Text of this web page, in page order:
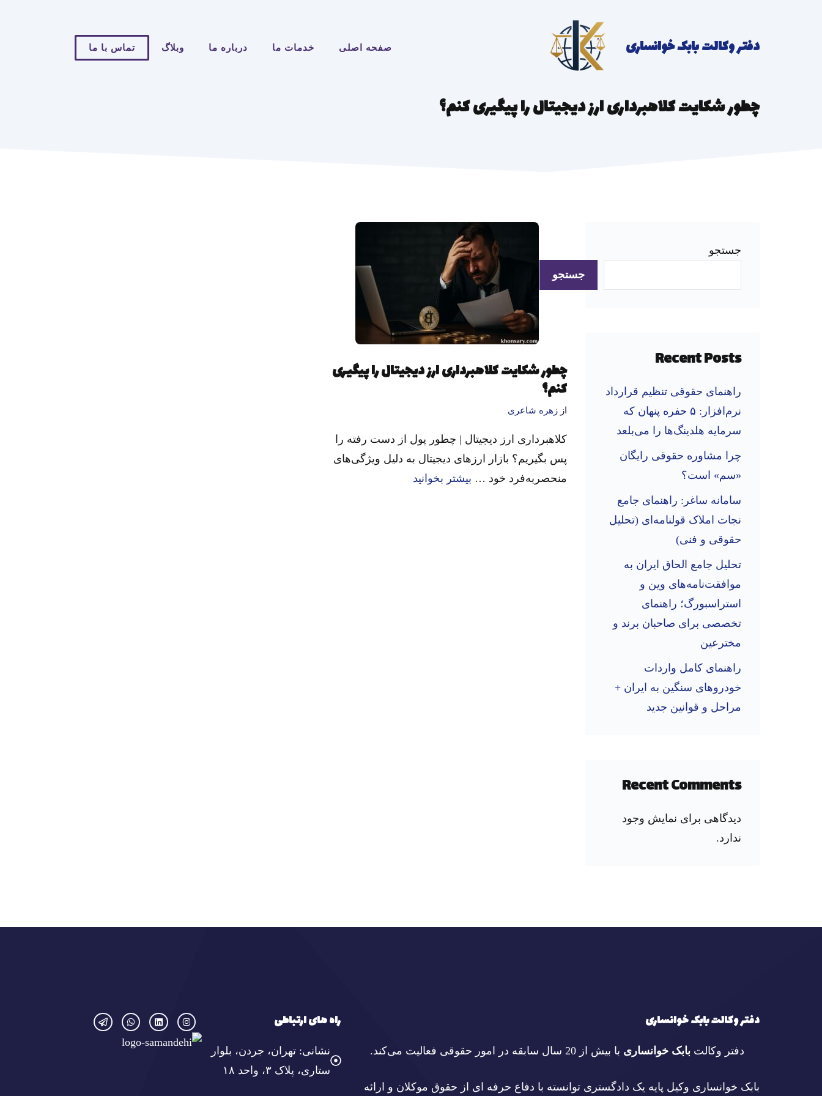
دفتر وکالت بابک خوانساری صفحه اصلی خدمات ما درباره ما وبلاگ تماس با ما
چطور شکایت کلاهبرداری ارز دیجیتال را پیگیری کنم؟
چطور شکایت کلاهبرداری ارز دیجیتال را پیگیری
کنم؟
از زهره شاعری
کلاهبرداری ارز دیجیتال | چطور پول از دست رفته را
پس بگیریم؟ بازار ارزهای دیجیتال به دلیل ویژگی‌های
منحصربه‌فرد خود … بیشتر بخوانید
جستجو
جستجو
Recent Posts
راهنمای حقوقی تنظیم قرارداد
نرم‌افزار: ۵ حفره پنهان که
سرمایه هلدینگ‌ها را می‌بلعد
چرا مشاوره حقوقی رایگان
«سم» است؟
سامانه ساغر: راهنمای جامع
نجات املاک قولنامه‌ای (تحلیل
حقوقی و فنی)
تحلیل جامع الحاق ایران به
موافقت‌نامه‌های وین و
استراسبورگ؛ راهنمای
تخصصی برای صاحبان برند و
مخترعین
راهنمای کامل واردات
خودروهای سنگین به ایران +
مراحل و قوانین جدید
Recent Comments
دیدگاهی برای نمایش وجود
ندارد.
دفتر وکالت بابک خوانساری
دفتر وکالت بابک خوانساری با بیش از 20 سال سابقه در امور حقوقی فعالیت می‌کند.
بابک خوانساری وکیل پایه یک دادگستری توانسته با دفاع حرفه ای از حقوق موکلان و ارائه
راه های ارتباطی
نشانی: تهران، جردن، بلوار
ستاری، پلاک ۳، واحد ۱۸